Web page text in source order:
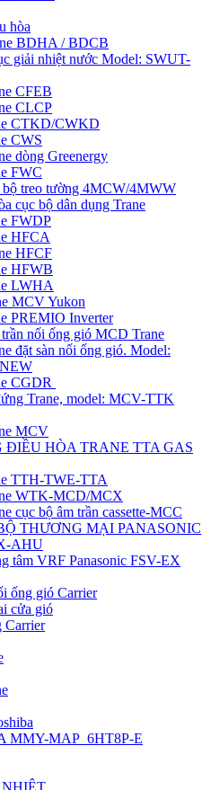
hòa
BDHA / BDCB
giải nhiệt nước Model: SWUT-
CFEB
CLCP
CTKD/CWKD
CWS
dòng Greenergy
FWC
treo tường 4MCW/4MWW
cục bộ dân dụng Trane
FWDP
HFCA
HFCF
HFWB
LWHA
MCV Yukon
PREMIO Inverter
nối ống gió MCD Trane
đặt sàn nối ống gió. Model:
CGDR
Trane, model: MCV-TTK
MCV
ĐIỀU HÒA TRANE TTA GAS
TTH-TWE-TTA
WTK-MCD/MCX
cục bộ âm trần cassette-MCC
THƯƠNG MẠI PANASONIC
AHU
tâm VRF Panasonic FSV-EX
ống gió Carrier
cửa gió
Carrier
MMY-MAP_6HT8P-E